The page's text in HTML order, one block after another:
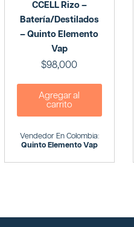
CCELL Rizo –
Batería/Destilados
– Quinto Elemento
Vap
$98,000
Agregar al
carrito
Vendedor En Colombia:
Quinto Elemento Vap